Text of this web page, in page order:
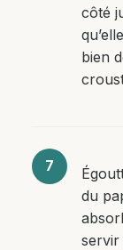
côté
bien
du
servir